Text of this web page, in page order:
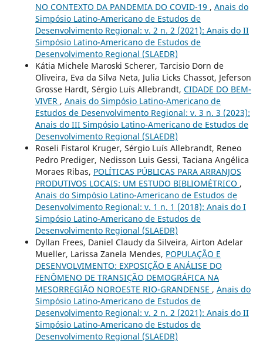
NO CONTEXTO DA PANDEMIA DO COVID-19 , Anais do
Simpósio Latino-Americano de Estudos de
Desenvolvimento Regional: v. 2 n. 2 (2021): Anais do II
Simpósio Latino-Americano de Estudos de
Desenvolvimento Regional (SLAEDR)
Kátia Michele Maroski Scherer, Tarcisio Dorn de
Oliveira, Eva da Silva Neta, Julia Licks Chassot, Jeferson
Grosse Hardt, Sérgio Luís Allebrandt, CIDADE DO BEM-
VIVER , Anais do Simpósio Latino-Americano de
Estudos de Desenvolvimento Regional: v. 3 n. 3 (2023):
Anais do III Simpósio Latino-Americano de Estudos de
Desenvolvimento Regional (SLAEDR)
Roseli Fistarol Kruger, Sérgio Luís Allebrandt, Reneo
Pedro Prediger, Nedisson Luis Gessi, Taciana Angélica
Moraes Ribas, POLÍTICAS PÚBLICAS PARA ARRANJOS
PRODUTIVOS LOCAIS: UM ESTUDO BIBLIOMÉTRICO ,
Anais do Simpósio Latino-Americano de Estudos de
Desenvolvimento Regional: v. 1 n. 1 (2018): Anais do I
Simpósio Latino-Americano de Estudos de
Desenvolvimento Regional (SLAEDR)
Dyllan Frees, Daniel Claudy da Silveira, Airton Adelar
Mueller, Larissa Zanela Mendes, POPULAÇÃO E
DESENVOLVIMENTO: EXPOSIÇÃO E ANÁLISE DO
FENÔMENO DE TRANSIÇÃO DEMOGRÁFICA NA
MESORREGIÃO NOROESTE RIO-GRANDENSE , Anais do
Simpósio Latino-Americano de Estudos de
Desenvolvimento Regional: v. 2 n. 2 (2021): Anais do II
Simpósio Latino-Americano de Estudos de
Desenvolvimento Regional (SLAEDR)